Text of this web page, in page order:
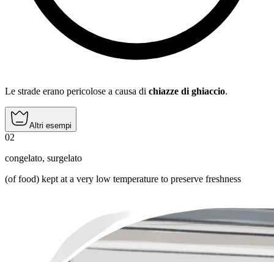
Le strade erano pericolose a causa di chiazze di ghiaccio.
Altri esempi
02
congelato, surgelato
(of food) kept at a very low temperature to preserve freshness